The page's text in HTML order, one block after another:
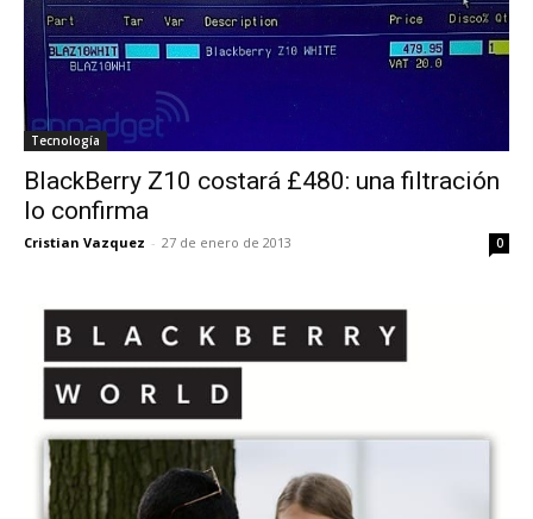
Tecnología
BlackBerry Z10 costará £480: una filtración
lo confirma
Cristian Vazquez - 27 de enero de 2013 0